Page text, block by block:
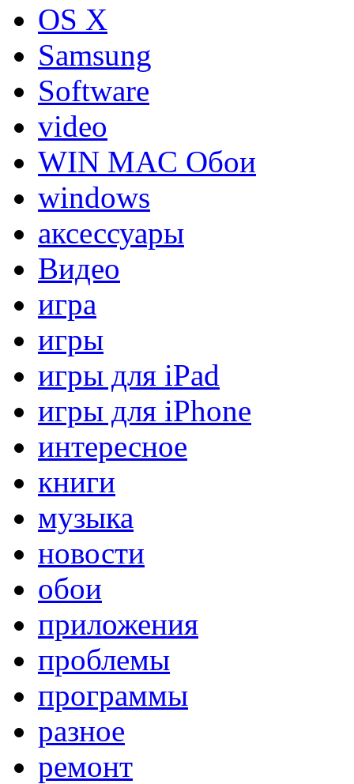
OS X
Samsung
Software
video
WIN MAC Обои
windows
аксессуары
Видео
игра
игры
игры для iPad
игры для iPhone
интересное
книги
музыка
новости
обои
приложения
проблемы
программы
разное
ремонт